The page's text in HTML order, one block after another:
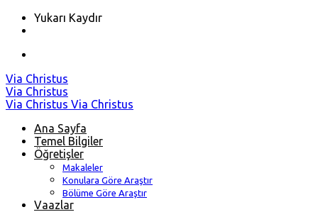
Yukarı Kaydır
Skip
to
content
Via Christus
Via Christus
Via Christus Via Christus
Ana Sayfa
Temel Bilgiler
Öğretişler
Makaleler
Konulara Göre Araştır
Bölüme Göre Araştır
Vaazlar